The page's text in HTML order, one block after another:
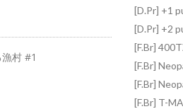
村 #1
[D.Pr] +1
[D.Pr] +2
[F.Br]
[F.Br]
[F.Br]
[F.Br] T-